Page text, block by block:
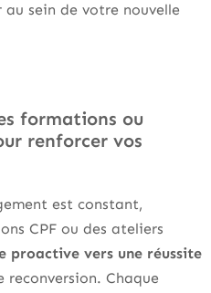
sein de votre nouvelle
formations ou
renforcer vos
est constant,
CPF ou des ateliers
proactive vers une réussite
Chaque